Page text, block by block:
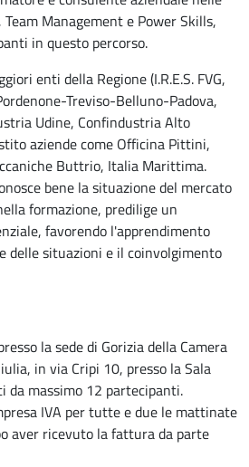
Management e Power Skills,
in questo percorso.
enti della Regione (I.R.E.S. FVG,
Treviso-Belluno-Padova,
Udine, Confindustria Alto
aziende come Officina Pittini,
Buttrio, Italia Marittima.
bene la situazione del mercato
formazione, predilige un
favorendo l'apprendimento
delle situazioni e il coinvolgimento
la sede di Gorizia della Camera
in via Cripi 10, presso la Sala
da massimo 12 partecipanti.
IVA per tutte e due le mattinate
aver ricevuto la fattura da parte